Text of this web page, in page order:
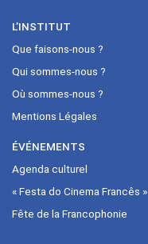
L’INSTITUT
Que faisons-nous ?
Qui sommes-nous ?
Où sommes-nous ?
Mentions Légales
ÉVÉNEMENTS
Agenda culturel
« Festa do Cinema Francês »
Fête de la Francophonie